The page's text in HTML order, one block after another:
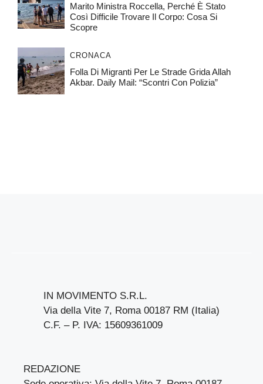
Marito Ministra Roccella, Perché È Stato
Così Difficile Trovare Il Corpo: Cosa Si
Scopre
CRONACA
Folla Di Migranti Per Le Strade Grida Allah
Akbar. Daily Mail: “Scontri Con Polizia”
IN MOVIMENTO S.R.L.
Via della Vite 7, Roma 00187 RM (Italia)
C.F. – P. IVA: 15609361009
REDAZIONE